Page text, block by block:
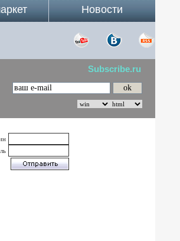
Новости
Subscribe.ru